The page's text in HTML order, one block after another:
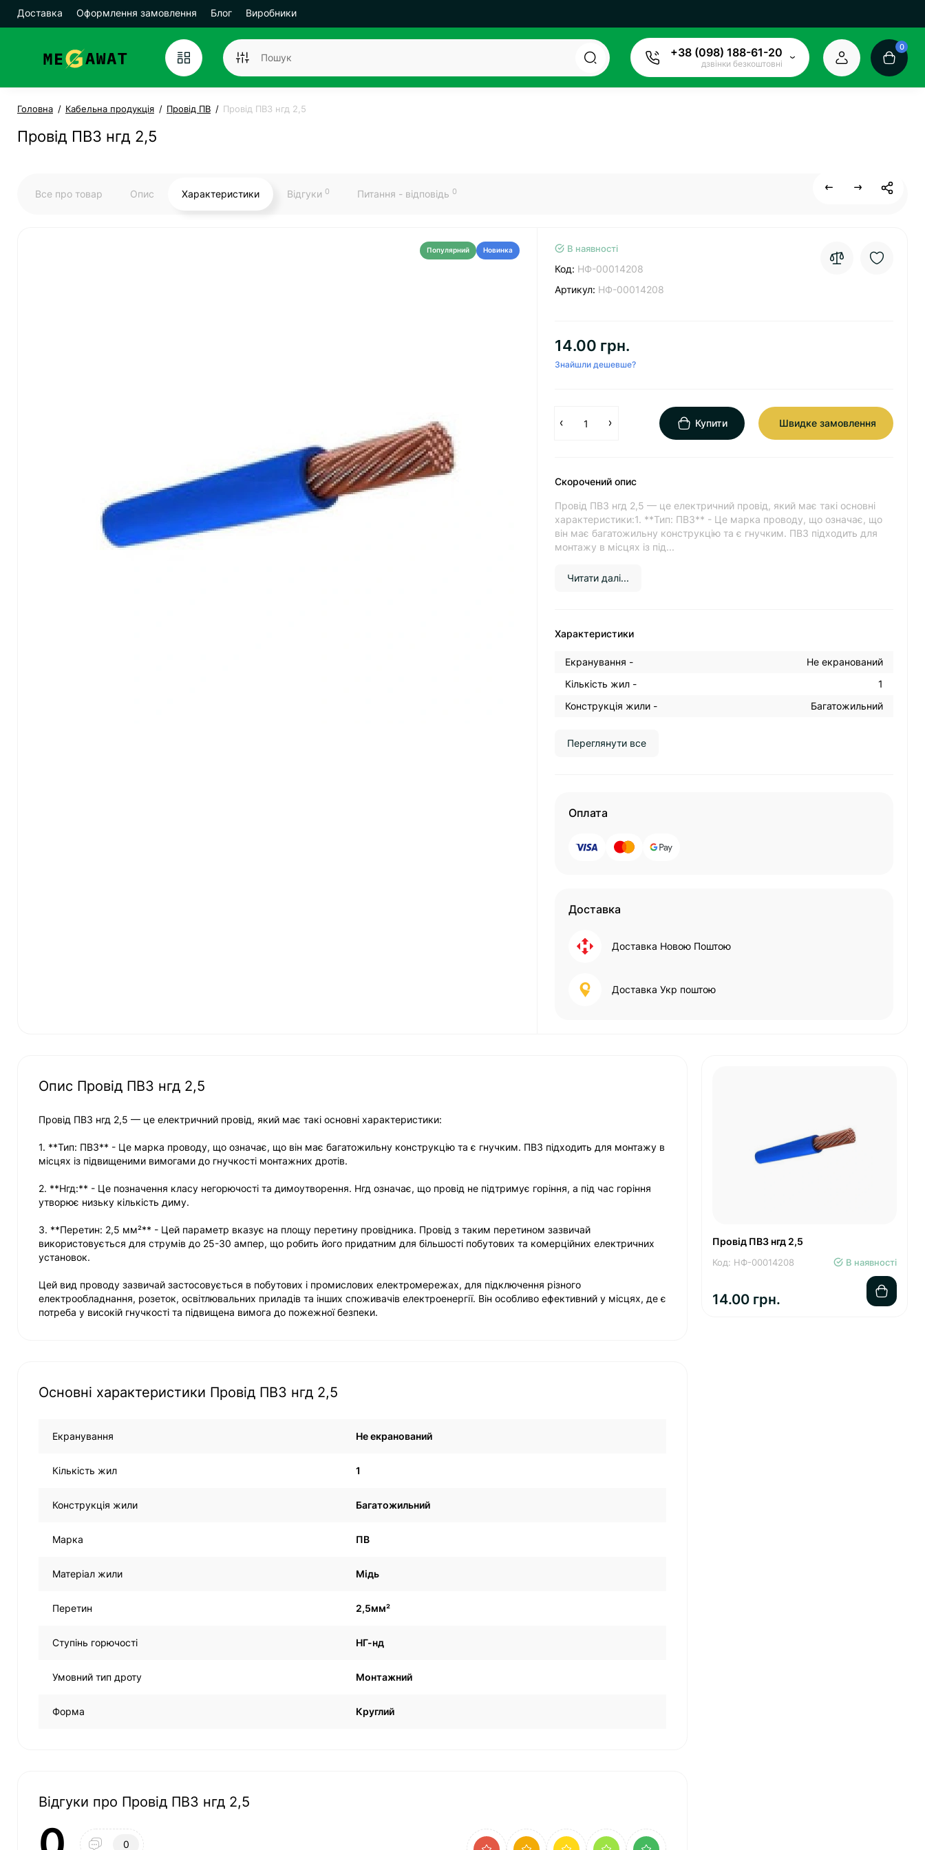
Доставка Оформлення замовлення Блог Виробники
+38 (098) 188-61-20
дзвінки безкоштовні
0
Головна Кабельна продукція Провід ПВ Провід ПВ3 нгд 2,5
Провід ПВ3 нгд 2,5
Все про товар Опис Характеристики Відгуки 0 Питання - відповідь 0
Популярний Новинка В наявності
Код: НФ-00014208
Артикул: НФ-00014208
14.00 грн.
Знайшли дешевше?
Купити Швидке замовлення
Скорочений опис
Провід ПВ3 нгд 2,5 — це електричний провід, який має такі основні
характеристики:1. **Тип: ПВ3** - Це марка проводу, що означає, що
він має багатожильну конструкцію та є гнучким. ПВ3 підходить для
монтажу в місцях із під...
Читати далі...
Характеристики
Екранування -
Не екранований
Кількість жил -
1
Конструкція жили -
Багатожильний
Переглянути все
Оплата
Доставка
Доставка Новою Поштою
Доставка Укр поштою
Опис Провід ПВ3 нгд 2,5
Провід ПВ3 нгд 2,5 — це електричний провід, який має такі основні характеристики:
1. **Тип: ПВ3** - Це марка проводу, що означає, що він має багатожильну конструкцію та є гнучким. ПВ3 підходить для монтажу в
місцях із підвищеними вимогами до гнучкості монтажних дротів.
2. **Нгд:** - Це позначення класу негорючості та димоутворення. Нгд означає, що провід не підтримує горіння, а під час горіння
утворює низьку кількість диму.
3. **Перетин: 2,5 мм²** - Цей параметр вказує на площу перетину провідника. Провід з таким перетином зазвичай
використовується для струмів до 25-30 ампер, що робить його придатним для більшості побутових та комерційних електричних
установок.
Цей вид проводу зазвичай застосовується в побутових і промислових електромережах, для підключення різного
електрообладнання, розеток, освітлювальних приладів та інших споживачів електроенергії. Він особливо ефективний у місцях, де є
потреба у високій гнучкості та підвищена вимога до пожежної безпеки.
Основні характеристики Провід ПВ3 нгд 2,5
Екранування Не екранований
Кількість жил 1
Конструкція жили Багатожильний
Марка ПВ
Матеріал жили Мідь
Перетин 2,5мм²
Ступінь горючості НГ-нд
Умовний тип дроту Монтажний
Форма Круглий
Відгуки про Провід ПВ3 нгд 2,5
0
Провід ПВ3 нгд 2,5
Код: НФ-00014208 В наявності
14.00 грн.